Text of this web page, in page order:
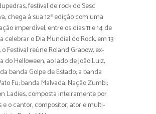
festival de rock do Sesc
chega à sua 12ª edição com uma
imperdível, entre os dias 11 e 14 de
celebrar o Dia Mundial do Rock, em 13
Festival reúne Roland Grapow, ex-
do Helloween, ao lado de João Luiz,
banda Golpe de Estado; a banda
Fu; banda Malvada; Nação Zumbi;
Ladies, composta inteiramente por
o cantor, compositor, ator e multi-